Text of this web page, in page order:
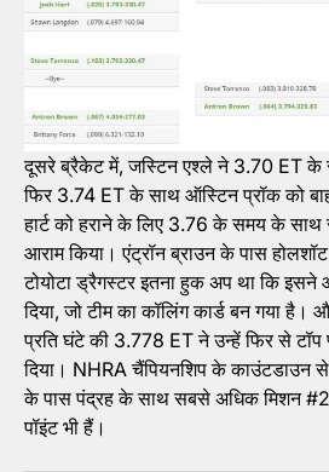
दूसरे ब्रैकेट में, जस्टिन एश्ले ने 3.70 ET के
फिर 3.74 ET के साथ ऑस्टिन प्रॉक को
हार्ट को हराने के लिए 3.76 के समय के साथ
आराम किया। एंट्रॉन ब्राउन के पास
टोयोटा ड्रैगस्टर इतना हुक अप था कि
दिया, जो टीम का कॉलिंग कार्ड बन गया
प्रति घंटे की 3.778 ET ने उन्हें फिर से टॉप
दिया। NHRA चैंपियनशिप के काउंटडाउन
के पास पंद्रह के साथ सबसे अधिक मिशन
पॉइंट भी हैं।